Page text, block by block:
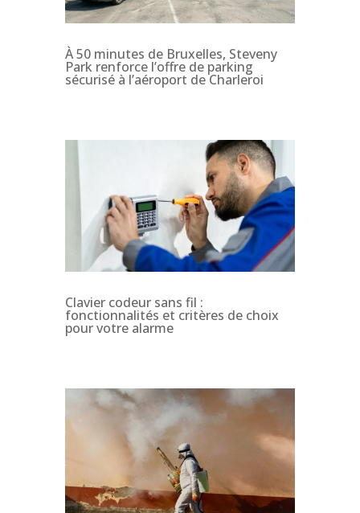
À 50 minutes de Bruxelles, Steveny
Park renforce l’offre de parking
sécurisé à l’aéroport de Charleroi
Clavier codeur sans fil :
fonctionnalités et critères de choix
pour votre alarme